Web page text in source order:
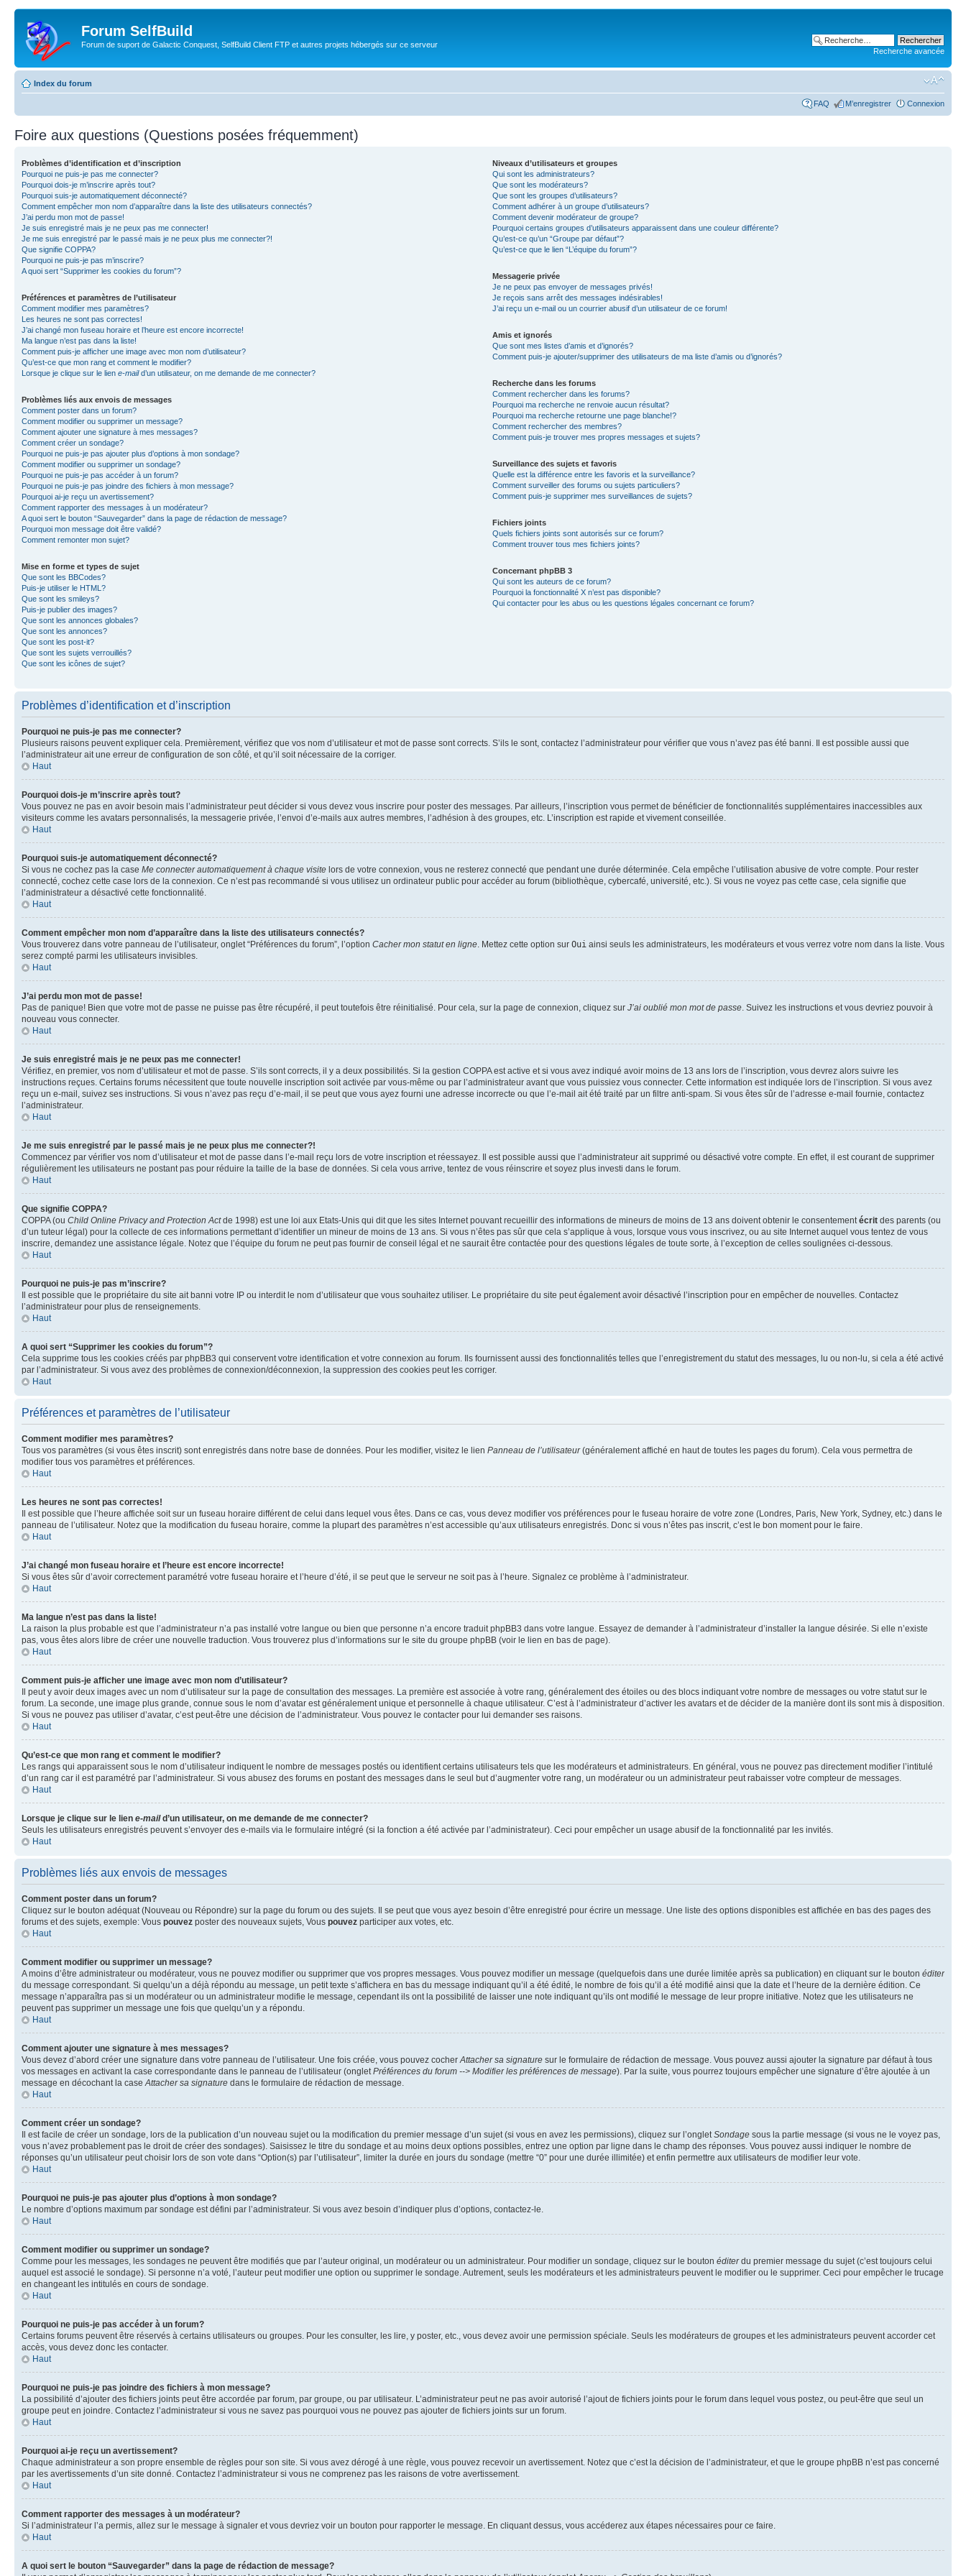
Forum SelfBuild
Forum de suport de Galactic Conquest, SelfBuild Client FTP et autres projets hébergés sur ce serveur
Recherche avancée
Index du forum
FAQ M’enregistrer Connexion
Foire aux questions (Questions posées fréquemment)
Problèmes d’identification et d’inscription
Pourquoi ne puis-je pas me connecter?
Pourquoi dois-je m’inscrire après tout?
Pourquoi suis-je automatiquement déconnecté?
Comment empêcher mon nom d’apparaître dans la liste des utilisateurs connectés?
J’ai perdu mon mot de passe!
Je suis enregistré mais je ne peux pas me connecter!
Je me suis enregistré par le passé mais je ne peux plus me connecter?!
Que signifie COPPA?
Pourquoi ne puis-je pas m’inscrire?
A quoi sert “Supprimer les cookies du forum”?
Préférences et paramètres de l’utilisateur
Comment modifier mes paramètres?
Les heures ne sont pas correctes!
J’ai changé mon fuseau horaire et l’heure est encore incorrecte!
Ma langue n’est pas dans la liste!
Comment puis-je afficher une image avec mon nom d’utilisateur?
Qu’est-ce que mon rang et comment le modifier?
Lorsque je clique sur le lien e-maild’un utilisateur, on me demande de me connecter?
Problèmes liés aux envois de messages
Comment poster dans un forum?
Comment modifier ou supprimer un message?
Comment ajouter une signature à mes messages?
Comment créer un sondage?
Pourquoi ne puis-je pas ajouter plus d’options à mon sondage?
Comment modifier ou supprimer un sondage?
Pourquoi ne puis-je pas accéder à un forum?
Pourquoi ne puis-je pas joindre des fichiers à mon message?
Pourquoi ai-je reçu un avertissement?
Comment rapporter des messages à un modérateur?
A quoi sert le bouton “Sauvegarder” dans la page de rédaction de message?
Pourquoi mon message doit être validé?
Comment remonter mon sujet?
Mise en forme et types de sujet
Que sont les BBCodes?
Puis-je utiliser le HTML?
Que sont les smileys?
Puis-je publier des images?
Que sont les annonces globales?
Que sont les annonces?
Que sont les post-it?
Que sont les sujets verrouillés?
Que sont les icônes de sujet?
Niveaux d’utilisateurs et groupes
Qui sont les administrateurs?
Que sont les modérateurs?
Que sont les groupes d’utilisateurs?
Comment adhérer à un groupe d’utilisateurs?
Comment devenir modérateur de groupe?
Pourquoi certains groupes d’utilisateurs apparaissent dans une couleur différente?
Qu’est-ce qu’un “Groupe par défaut”?
Qu’est-ce que le lien “L’équipe du forum”?
Messagerie privée
Je ne peux pas envoyer de messages privés!
Je reçois sans arrêt des messages indésirables!
J’ai reçu un e-mail ou un courrier abusif d’un utilisateur de ce forum!
Amis et ignorés
Que sont mes listes d’amis et d’ignorés?
Comment puis-je ajouter/supprimer des utilisateurs de ma liste d’amis ou d’ignorés?
Recherche dans les forums
Comment rechercher dans les forums?
Pourquoi ma recherche ne renvoie aucun résultat?
Pourquoi ma recherche retourne une page blanche!?
Comment rechercher des membres?
Comment puis-je trouver mes propres messages et sujets?
Surveillance des sujets et favoris
Quelle est la différence entre les favoris et la surveillance?
Comment surveiller des forums ou sujets particuliers?
Comment puis-je supprimer mes surveillances de sujets?
Fichiers joints
Quels fichiers joints sont autorisés sur ce forum?
Comment trouver tous mes fichiers joints?
Concernant phpBB 3
Qui sont les auteurs de ce forum?
Pourquoi la fonctionnalité X n’est pas disponible?
Qui contacter pour les abus ou les questions légales concernant ce forum?
Problèmes d’identification et d’inscription
Pourquoi ne puis-je pas me connecter?
Plusieurs raisons peuvent expliquer cela. Premièrement, vérifiez que vos nom d’utilisateur et mot de passe sont corrects. S’ils le sont, contactez l’administrateur pour vérifier que vous n’avez pas été banni. Il est possible aussi que
l’administrateur ait une erreur de configuration de son côté, et qu’il soit nécessaire de la corriger.
Haut
Pourquoi dois-je m’inscrire après tout?
Vous pouvez ne pas en avoir besoin mais l’administrateur peut décider si vous devez vous inscrire pour poster des messages. Par ailleurs, l’inscription vous permet de bénéficier de fonctionnalités supplémentaires inaccessibles aux
visiteurs comme les avatars personnalisés, la messagerie privée, l’envoi d’e-mails aux autres membres, l’adhésion à des groupes, etc. L’inscription est rapide et vivement conseillée.
Haut
Pourquoi suis-je automatiquement déconnecté?
Si vous ne cochez pas la case Me connecter automatiquement à chaque visite lors de votre connexion, vous ne resterez connecté que pendant une durée déterminée. Cela empêche l’utilisation abusive de votre compte. Pour rester
connecté, cochez cette case lors de la connexion. Ce n’est pas recommandé si vous utilisez un ordinateur public pour accéder au forum (bibliothèque, cybercafé, université, etc.). Si vous ne voyez pas cette case, cela signifie que
l’administrateur a désactivé cette fonctionnalité.
Haut
Comment empêcher mon nom d’apparaître dans la liste des utilisateurs connectés?
Vous trouverez dans votre panneau de l’utilisateur, onglet “Préférences du forum”, l’option Cacher mon statut en ligne. Mettez cette option sur Oui ainsi seuls les administrateurs, les modérateurs et vous verrez votre nom dans la liste. Vous
serez compté parmi les utilisateurs invisibles.
Haut
J’ai perdu mon mot de passe!
Pas de panique! Bien que votre mot de passe ne puisse pas être récupéré, il peut toutefois être réinitialisé. Pour cela, sur la page de connexion, cliquez sur J’ai oublié mon mot de passe. Suivez les instructions et vous devriez pouvoir à
nouveau vous connecter.
Haut
Je suis enregistré mais je ne peux pas me connecter!
Vérifiez, en premier, vos nom d’utilisateur et mot de passe. S’ils sont corrects, il y a deux possibilités. Si la gestion COPPA est active et si vous avez indiqué avoir moins de 13 ans lors de l’inscription, vous devrez alors suivre les
instructions reçues. Certains forums nécessitent que toute nouvelle inscription soit activée par vous-même ou par l’administrateur avant que vous puissiez vous connecter. Cette information est indiquée lors de l’inscription. Si vous avez
reçu un e-mail, suivez ses instructions. Si vous n’avez pas reçu d’e-mail, il se peut que vous ayez fourni une adresse incorrecte ou que l’e-mail ait été traité par un filtre anti-spam. Si vous êtes sûr de l’adresse e-mail fournie, contactez
l’administrateur.
Haut
Je me suis enregistré par le passé mais je ne peux plus me connecter?!
Commencez par vérifier vos nom d’utilisateur et mot de passe dans l’e-mail reçu lors de votre inscription et réessayez. Il est possible aussi que l’administrateur ait supprimé ou désactivé votre compte. En effet, il est courant de supprimer
régulièrement les utilisateurs ne postant pas pour réduire la taille de la base de données. Si cela vous arrive, tentez de vous réinscrire et soyez plus investi dans le forum.
Haut
Que signifie COPPA?
COPPA (ou Child Online Privacy and Protection Actde 1998) est une loi aux Etats-Unis qui dit que les sites Internet pouvant recueillir des informations de mineurs de moins de 13 ans doivent obtenir le consentementécrit des parents (ou
d’un tuteur légal) pour la collecte de ces informations permettant d’identifier un mineur de moins de 13 ans. Si vous n’êtes pas sûr que cela s’applique à vous, lorsque vous vous inscrivez, ou au site Internet auquel vous tentez de vous
inscrire, demandez une assistance légale. Notez que l’équipe du forum ne peut pas fournir de conseil légal et ne saurait être contactée pour des questions légales de toute sorte, à l’exception de celles soulignées ci-dessous.
Haut
Pourquoi ne puis-je pas m’inscrire?
Il est possible que le propriétaire du site ait banni votre IP ou interdit le nom d’utilisateur que vous souhaitez utiliser. Le propriétaire du site peut également avoir désactivé l’inscription pour en empêcher de nouvelles. Contactez
l’administrateur pour plus de renseignements.
Haut
A quoi sert “Supprimer les cookies du forum”?
Cela supprime tous les cookies créés par phpBB3 qui conservent votre identification et votre connexion au forum. Ils fournissent aussi des fonctionnalités telles que l’enregistrement du statut des messages, lu ou non-lu, si cela a été activé
par l’administrateur. Si vous avez des problèmes de connexion/déconnexion, la suppression des cookies peut les corriger.
Haut
Préférences et paramètres de l’utilisateur
Comment modifier mes paramètres?
Tous vos paramètres (si vous êtes inscrit) sont enregistrés dans notre base de données. Pour les modifier, visitez le lien Panneau de l’utilisateur(généralement affiché en haut de toutes les pages du forum). Cela vous permettra de
modifier tous vos paramètres et préférences.
Haut
Les heures ne sont pas correctes!
Il est possible que l’heure affichée soit sur un fuseau horaire différent de celui dans lequel vous êtes. Dans ce cas, vous devez modifier vos préférences pour le fuseau horaire de votre zone (Londres, Paris, New York, Sydney, etc.) dans le
panneau de l’utilisateur. Notez que la modification du fuseau horaire, comme la plupart des paramètres n’est accessible qu’aux utilisateurs enregistrés. Donc si vous n’êtes pas inscrit, c’est le bon moment pour le faire.
Haut
J’ai changé mon fuseau horaire et l’heure est encore incorrecte!
Si vous êtes sûr d’avoir correctement paramétré votre fuseau horaire et l’heure d’été, il se peut que le serveur ne soit pas à l’heure. Signalez ce problème à l’administrateur.
Haut
Ma langue n’est pas dans la liste!
La raison la plus probable est que l’administrateur n’a pas installé votre langue ou bien que personne n’a encore traduit phpBB3 dans votre langue. Essayez de demander à l’administrateur d’installer la langue désirée. Si elle n’existe
pas, vous êtes alors libre de créer une nouvelle traduction. Vous trouverez plus d’informations sur le site du groupe phpBB (voir le lien en bas de page).
Haut
Comment puis-je afficher une image avec mon nom d’utilisateur?
Il peut y avoir deux images avec un nom d’utilisateur sur la page de consultation des messages. La première est associée à votre rang, généralement des étoiles ou des blocs indiquant votre nombre de messages ou votre statut sur le
forum. La seconde, une image plus grande, connue sous le nom d’avatar est généralement unique et personnelle à chaque utilisateur. C’est à l’administrateur d’activer les avatars et de décider de la manière dont ils sont mis à disposition.
Si vous ne pouvez pas utiliser d’avatar, c’est peut-être une décision de l’administrateur. Vous pouvez le contacter pour lui demander ses raisons.
Haut
Qu’est-ce que mon rang et comment le modifier?
Les rangs qui apparaissent sous le nom d’utilisateur indiquent le nombre de messages postés ou identifient certains utilisateurs tels que les modérateurs et administrateurs. En général, vous ne pouvez pas directement modifier l’intitulé
d’un rang car il est paramétré par l’administrateur. Si vous abusez des forums en postant des messages dans le seul but d’augmenter votre rang, un modérateur ou un administrateur peut rabaisser votre compteur de messages.
Haut
Lorsque je clique sur le lien e-maild’un utilisateur, on me demande de me connecter?
Seuls les utilisateurs enregistrés peuvent s’envoyer des e-mails via le formulaire intégré (si la fonction a été activée par l’administrateur). Ceci pour empêcher un usage abusif de la fonctionnalité par les invités.
Haut
Problèmes liés aux envois de messages
Comment poster dans un forum?
Cliquez sur le bouton adéquat (Nouveau ou Répondre) sur la page du forum ou des sujets. Il se peut que vous ayez besoin d’être enregistré pour écrire un message. Une liste des options disponibles est affichée en bas des pages des
forums et des sujets, exemple: Vous pouvez poster des nouveaux sujets, Vous pouvez participer aux votes, etc.
Haut
Comment modifier ou supprimer un message?
A moins d’être administrateur ou modérateur, vous ne pouvez modifier ou supprimer que vos propres messages. Vous pouvez modifier un message (quelquefois dans une durée limitée après sa publication) en cliquant sur le bouton éditer
du message correspondant. Si quelqu’un a déjà répondu au message, un petit texte s’affichera en bas du message indiquant qu’il a été édité, le nombre de fois qu’il a été modifié ainsi que la date et l’heure de la dernière édition. Ce
message n’apparaîtra pas si un modérateur ou un administrateur modifie le message, cependant ils ont la possibilité de laisser une note indiquant qu’ils ont modifié le message de leur propre initiative. Notez que les utilisateurs ne
peuvent pas supprimer un message une fois que quelqu’un y a répondu.
Haut
Comment ajouter une signature à mes messages?
Vous devez d’abord créer une signature dans votre panneau de l’utilisateur. Une fois créée, vous pouvez cocherAttacher sa signature sur le formulaire de rédaction de message. Vous pouvez aussi ajouter la signature par défaut à tous
vos messages en activant la case correspondante dans le panneau de l’utilisateur (ongletPréférences du forum --> Modifier les préférences de message). Par la suite, vous pourrez toujours empêcher une signature d’être ajoutée à un
message en décochant la caseAttacher sa signature dans le formulaire de rédaction de message.
Haut
Comment créer un sondage?
Il est facile de créer un sondage, lors de la publication d’un nouveau sujet ou la modification du premier message d’un sujet (si vous en avez les permissions), cliquez sur l’ongletSondage sous la partie message (si vous ne le voyez pas,
vous n’avez probablement pas le droit de créer des sondages). Saisissez le titre du sondage et au moins deux options possibles, entrez une option par ligne dans le champ des réponses. Vous pouvez aussi indiquer le nombre de
réponses qu’un utilisateur peut choisir lors de son vote dans “Option(s) par l’utilisateur”, limiter la durée en jours du sondage (mettre “0” pour une durée illimitée) et enfin permettre aux utilisateurs de modifier leur vote.
Haut
Pourquoi ne puis-je pas ajouter plus d’options à mon sondage?
Le nombre d’options maximum par sondage est défini par l’administrateur. Si vous avez besoin d’indiquer plus d’options, contactez-le.
Haut
Comment modifier ou supprimer un sondage?
Comme pour les messages, les sondages ne peuvent être modifiés que par l’auteur original, un modérateur ou un administrateur. Pour modifier un sondage, cliquez sur le bouton éditerdu premier message du sujet (c’est toujours celui
auquel est associé le sondage). Si personne n’a voté, l’auteur peut modifier une option ou supprimer le sondage. Autrement, seuls les modérateurs et les administrateurs peuvent le modifier ou le supprimer. Ceci pour empêcher le trucage
en changeant les intitulés en cours de sondage.
Haut
Pourquoi ne puis-je pas accéder à un forum?
Certains forums peuvent être réservés à certains utilisateurs ou groupes. Pour les consulter, les lire, y poster, etc., vous devez avoir une permission spéciale. Seuls les modérateurs de groupes et les administrateurs peuvent accorder cet
accès, vous devez donc les contacter.
Haut
Pourquoi ne puis-je pas joindre des fichiers à mon message?
La possibilité d’ajouter des fichiers joints peut être accordée par forum, par groupe, ou par utilisateur. L’administrateur peut ne pas avoir autorisé l’ajout de fichiers joints pour le forum dans lequel vous postez, ou peut-être que seul un
groupe peut en joindre. Contactez l’administrateur si vous ne savez pas pourquoi vous ne pouvez pas ajouter de fichiers joints sur un forum.
Haut
Pourquoi ai-je reçu un avertissement?
Chaque administrateur a son propre ensemble de règles pour son site. Si vous avez dérogé à une règle, vous pouvez recevoir un avertissement. Notez que c’est la décision de l’administrateur, et que le groupe phpBB n’est pas concerné
par les avertissements d’un site donné. Contactez l’administrateur si vous ne comprenez pas les raisons de votre avertissement.
Haut
Comment rapporter des messages à un modérateur?
Si l’administrateur l’a permis, allez sur le message à signaler et vous devriez voir un bouton pour rapporter le message. En cliquant dessus, vous accéderez aux étapes nécessaires pour ce faire.
Haut
A quoi sert le bouton “Sauvegarder” dans la page de rédaction de message?